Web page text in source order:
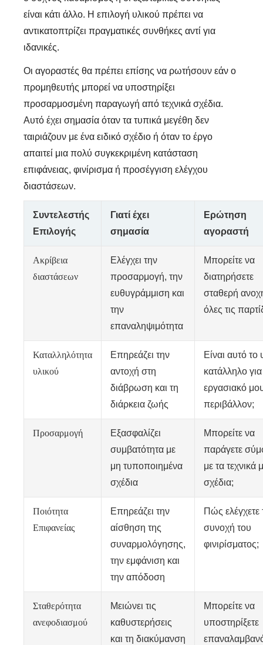
είναι κάτι άλλο. Η επιλογή υλικού πρέπει να
αντικατοπτρίζει πραγματικές συνθήκες αντί για
ιδανικές.
Οι αγοραστές θα πρέπει επίσης να ρωτήσουν εάν ο
προμηθευτής μπορεί να υποστηρίξει
προσαρμοσμένη παραγωγή από τεχνικά σχέδια.
Αυτό έχει σημασία όταν τα τυπικά μεγέθη δεν
ταιριάζουν με ένα ειδικό σχέδιο ή όταν το έργο
απαιτεί μια πολύ συγκεκριμένη κατάσταση
επιφάνειας, φινίρισμα ή προσέγγιση ελέγχου
διαστάσεων.
Συντελεστής
Επιλογής
Γιατί έχει
σημασία
Ερώτηση
αγοραστή
Ακρίβεια
διαστάσεων
Ελέγχει την
προσαρμογή, την
ευθυγράμμιση και
την
επαναληψιμότητα
Μπορείτε να
διατηρήσετε
σταθερή
όλες τις
Καταλληλότητα
υλικού
Επηρεάζει την
αντοχή στη
διάβρωση και τη
διάρκεια ζωής
Είναι αυτό το
κατάλληλο
εργασιακό
περιβάλλον;
Προσαρμογή
Εξασφαλίζει
συμβατότητα με
μη τυποποιημένα
σχέδια
Μπορείτε να
παράγετε
με τα τεχνικά
σχέδια;
Ποιότητα
Επιφανείας
Επηρεάζει την
αίσθηση της
συναρμολόγησης,
την εμφάνιση και
την απόδοση
Πώς ελέγχετε
συνοχή του
φινιρίσματος;
Σταθερότητα
ανεφοδιασμού
Μειώνει τις
καθυστερήσεις
και τη διακύμανση
Μπορείτε να
υποστηρίξετε